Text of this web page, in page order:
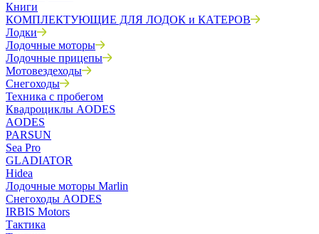
Книги
КОМПЛЕКТУЮЩИЕ ДЛЯ ЛОДОК и КАТЕРОВ
Лодки
Лодочные моторы
Лодочные прицепы
Мотовездеходы
Снегоходы
Техника с пробегом
Квадроциклы AODES
AODES
PARSUN
Sea Pro
GLADIATOR
Hidea
Лодочные моторы Marlin
Снегоходы AODES
IRBIS Motors
Тактика